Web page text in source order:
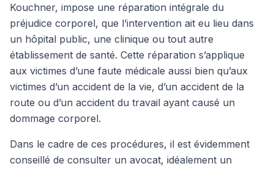
Kouchner, impose une réparation intégrale du
préjudice corporel, que l’intervention ait eu lieu dans
un hôpital public, une clinique ou tout autre
établissement de santé. Cette réparation s’applique
aux victimes d’une faute médicale aussi bien qu’aux
victimes d’un accident de la vie, d’un accident de la
route ou d’un accident du travail ayant causé un
dommage corporel.
Dans le cadre de ces procédures, il est évidemment
conseillé de consulter un avocat, idéalement un